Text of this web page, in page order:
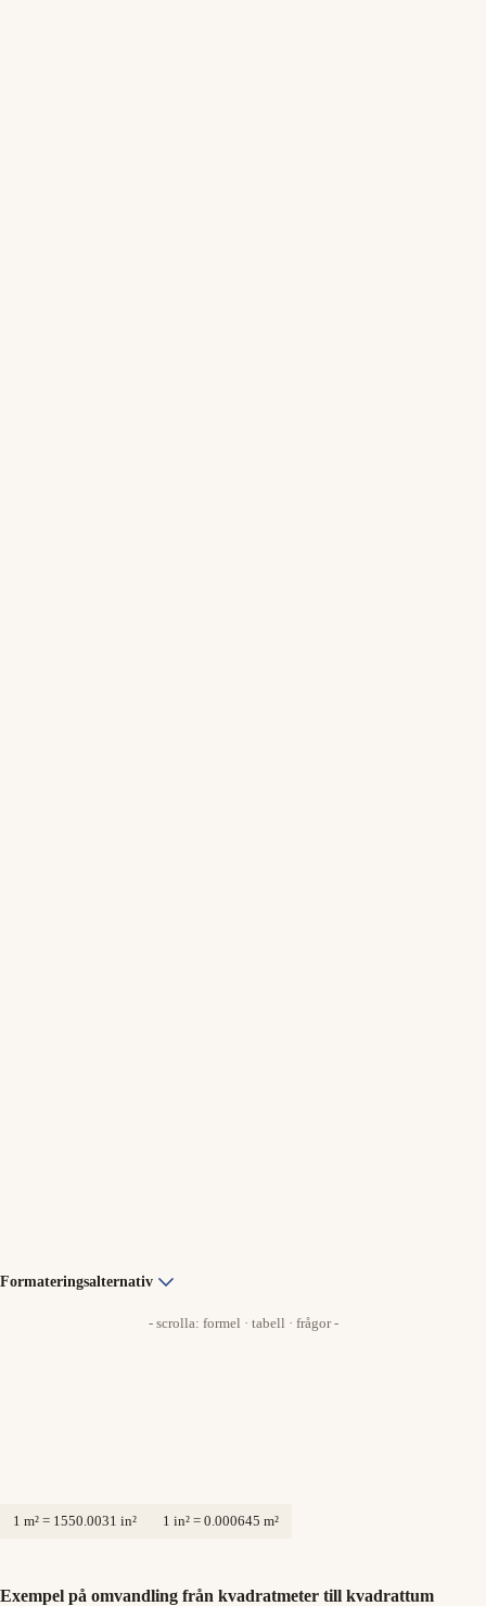
Formateringsalternativ
- scrolla: formel · tabell · frågor -
1 m² = 1550.0031 in² 1 in² = 0.000645 m²
Exempel på omvandling från kvadratmeter till kvadrattum